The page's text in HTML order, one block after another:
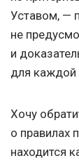
Уставом, —
не
и
для каждой
Хочу
о правилах
находится